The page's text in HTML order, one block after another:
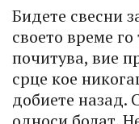
Бидете свесни
своето време
почитува, вие
срце кое
добиете назад.